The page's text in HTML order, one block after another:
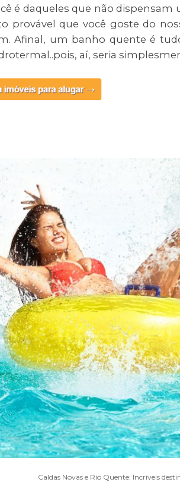
é daqueles que não
provável que você goste do
Afinal, um banho quente é
aí, seria
Caldas Novas e Rio Quente: Incríveis